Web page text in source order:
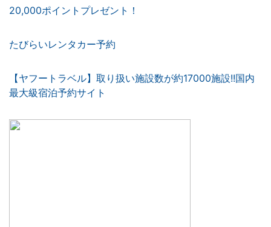
20,000ポイントプレゼント！
たびらいレンタカー予約
【ヤフートラベル】取り扱い施設数が約17000施設!!国内
最大級宿泊予約サイト